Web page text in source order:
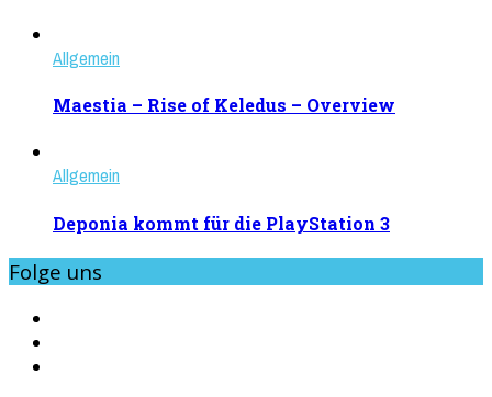
Allgemein
Maestia – Rise of Keledus – Overview
Allgemein
Deponia kommt für die PlayStation 3
Folge uns